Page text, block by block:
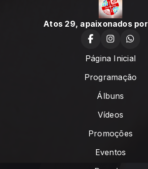
Atos 29, apaixonados
Página Inicial
Programação
Álbuns
Vídeos
Promoções
Eventos